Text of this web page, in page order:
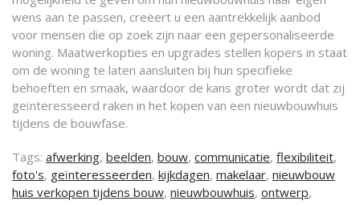
wens aan te passen, creëert u een aantrekkelijk aanbod
voor mensen die op zoek zijn naar een gepersonaliseerde
woning. Maatwerkopties en upgrades stellen kopers in staat
om de woning te laten aansluiten bij hun specifieke
behoeften en smaak, waardoor de kans groter wordt dat zij
geïnteresseerd raken in het kopen van een nieuwbouwhuis
tijdens de bouwfase.
Tags: afwerking, beelden, bouw, communicatie, flexibiliteit,
foto's, geïnteresseerden, kijkdagen, makelaar, nieuwbouw
huis verkopen tijdens bouw, nieuwbouwhuis, ontwerp,